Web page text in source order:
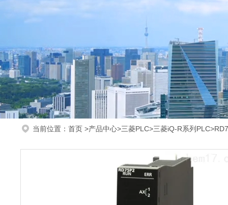
当前位置： 首页 >产品中心>三菱PLC>三菱iQ-R系列PLC